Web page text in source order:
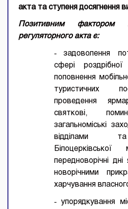
акта та ступеня досягнення
Позитивним фактором
регуляторного акта є:
-
задоволення
сфері роздрібної
поповнення
туристичних
проведення
святкові,
загальноміські
відділами
передноворічні
новорічними
харчування
-
упорядкування